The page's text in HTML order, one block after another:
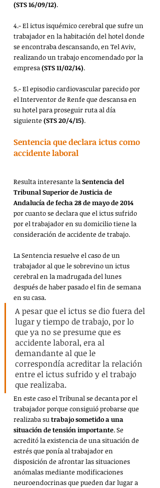
(STS 16/09/12).
4.- El ictus isquémico cerebral que sufre un
trabajador en la habitación del hotel donde
se encontraba descansando, en Tel Aviv,
realizando un trabajo encomendado por la
empresa (STS 11/02/14).
5.- El episodio cardiovascular parecido por
el Interventor de Renfe que descansa en
su hotel para proseguir ruta al día
siguiente (STS 20/4/15).
Sentencia que declara ictus como
accidente laboral
Resulta interesante la Sentencia del
Tribunal Superior de Justicia de
Andalucía de fecha 28 de mayo de 2014
por cuanto se declara que el ictus sufrido
por el trabajador en su domicilio tiene la
consideración de accidente de trabajo.
La Sentencia resuelve el caso de un
trabajador al que le sobrevino un ictus
cerebral en la madrugada del lunes
después de haber pasado el fin de semana
en su casa.
A pesar que el ictus se dio fuera del
lugar y tiempo de trabajo, por lo
que ya no se presume que es
accidente laboral, era al
demandante al que le
correspondía acreditar la relación
entre el ictus sufrido y el trabajo
que realizaba.
En este caso el Tribunal se decanta por el
trabajador porque consiguió probarse que
realizaba su trabajo sometido a una
situación de tensión importante. Se
acreditó la existencia de una situación de
estrés que ponía al trabajador en
disposición de afrontar las situaciones
anómalas mediante modificaciones
neuroendocrinas que pueden dar lugar a